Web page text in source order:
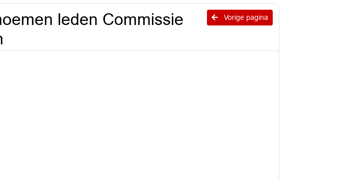
Vorige pagina
leden Commissie